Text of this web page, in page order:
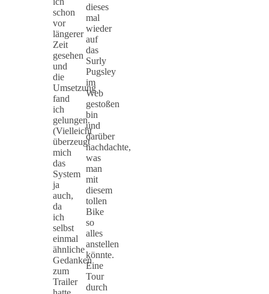
schon
vor
längerer
Zeit
gesehen
und
die
Umsetzung
fand
ich
gelungen.
(Vielleicht
überzeugt
mich
das
System
ja
auch,
da
ich
selbst
einmal
ähnliche
Gedanken
zum
Trailer
dieses
mal
wieder
auf
das
Surly
Pugsley
im
Web
gestoßen
bin
und
darüber
nachdachte,
was
man
mit
diesem
tollen
Bike
so
alles
anstellen
könnte.
Eine
Tour
durch